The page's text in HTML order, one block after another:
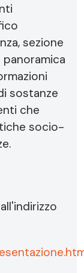
sezione
sostanze
che
socio-